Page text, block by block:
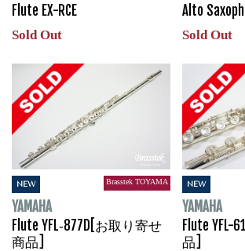
Flute EX-RCE
Sold Out
Alto
Sold Out
NEW Brasstek TOYAMA
YAMAHA
Flute YFL‐877D[お取り寄せ
商品]
NEW
YAMAHA
Flute YFL-
品]